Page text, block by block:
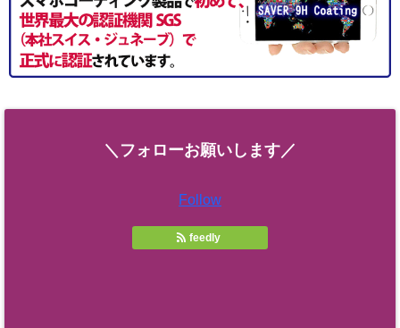
＼フォローお願いします／
Follow
feedly